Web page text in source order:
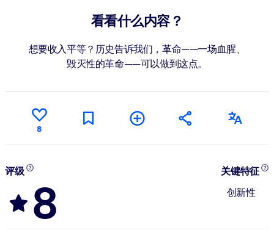
看看什么内容？
想要收入平等？历史告诉我们，革命——一场血腥、
毁灭性的革命——可以做到这点。
8
评级
8
关键特征
创新性